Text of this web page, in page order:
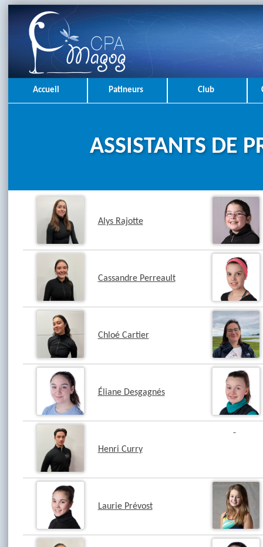
Accueil Patineurs Club
ASSISTANTS DE
Alys Rajotte
Cassandre Perreault
Chloé Cartier
Éliane Desgagnés
Henri Curry
Laurie Prévost